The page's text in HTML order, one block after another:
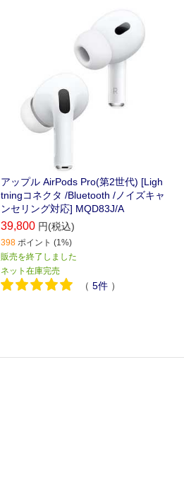
てあなたをサウンドで包み込むパー
ソナライズされた空間オーディオ
と、ダイナミックヘッドトラッキン
アップル AirPods Pro(第2世代) [Ligh
tningコネクタ /Bluetooth /ノイズキャ
ンセリング対応] MQD83J/A
39,800 円(税込)
398 ポイント (1%)
販売を終了しました
ネット在庫完売
（ 5件 ）